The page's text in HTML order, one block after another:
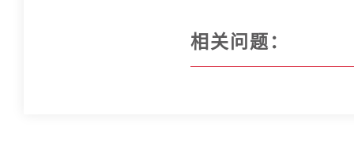
相关问题：